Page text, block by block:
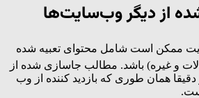
از دیگر وب‌سایت‌ها
ممکن است شامل محتوای تعبیه شده
و غیره) باشد. مطالب جاسازی شده از
همان طوری که بازدید کننده از وب